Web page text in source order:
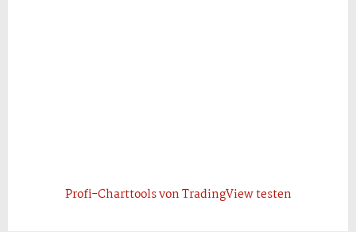
Profi-Charttools von TradingView testen